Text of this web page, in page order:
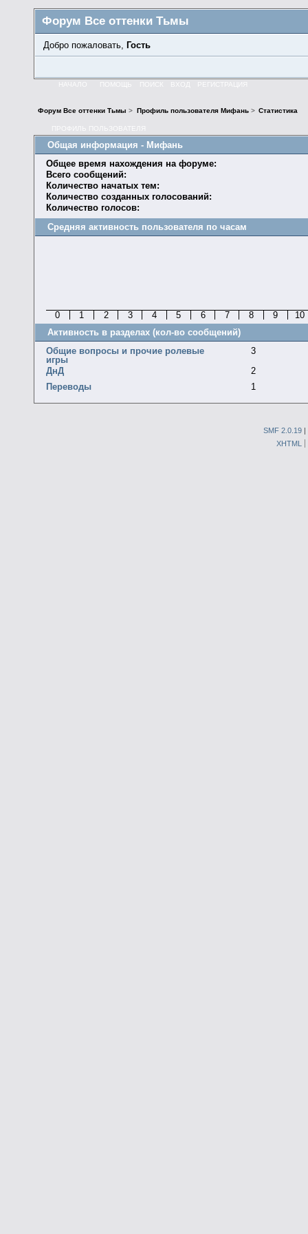
Форум Все оттенки Тьмы
Добро пожаловать, Гость
НАЧАЛО ПОМОЩЬ ПОИСК ВХОД РЕГИСТРАЦИЯ
Форум Все оттенки Тьмы > Профиль пользователя Мифань> Статистика
ПРОФИЛЬ ПОЛЬЗОВАТЕЛЯ
Общая информация - Мифань
Общее время нахождения на форуме:
Всего сообщений:
Количество начатых тем:
Количество созданных голосований:
Количество голосов:
Средняя активность пользователя по часам
0 1 2 3 4 5 6 7 8 9
10
Активность в разделах (кол-во сообщений)
Общие вопросы и прочие ролевые
игры
3
ДнД
2
Переводы
1
SMF 2.0.19 |
XHTML